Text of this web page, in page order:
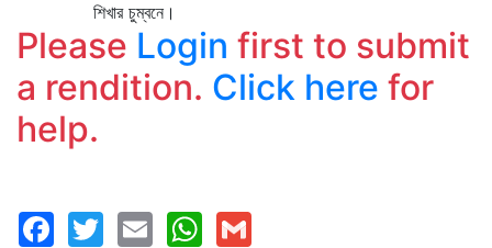
শিখার চুম্বনে।
Please Login first to submit
a rendition. Click here for
help.